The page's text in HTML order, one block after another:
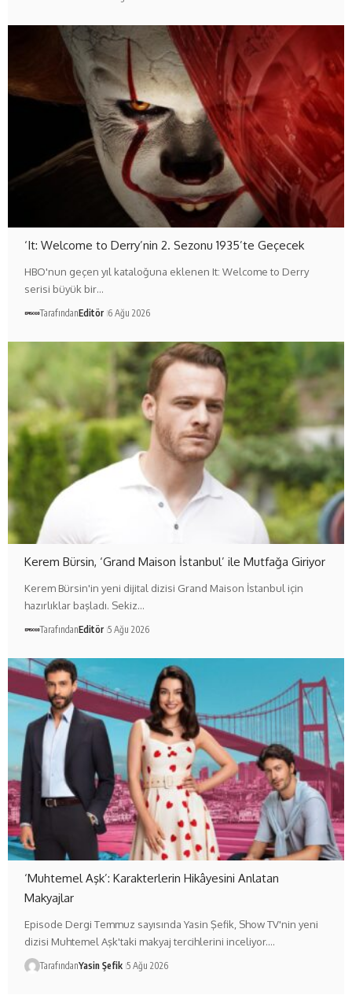
‘It: Welcome to Derry’nin 2. Sezonu 1935’te Geçecek
HBO'nun geçen yıl kataloğuna eklenen It: Welcome to Derry
serisi büyük bir…
TarafındanEditör 6 Ağu 2026
Kerem Bürsin, ‘Grand Maison İstanbul’ ile Mutfağa Giriyor
Kerem Bürsin'in yeni dijital dizisi Grand Maison İstanbul için
hazırlıklar başladı. Sekiz…
TarafındanEditör 5 Ağu 2026
‘Muhtemel Aşk’: Karakterlerin Hikâyesini Anlatan
Makyajlar
Episode Dergi Temmuz sayısında Yasin Şefik, Show TV'nin yeni
dizisi Muhtemel Aşk'taki makyaj tercihlerini inceliyor.…
TarafındanYasin Şefik 5 Ağu 2026